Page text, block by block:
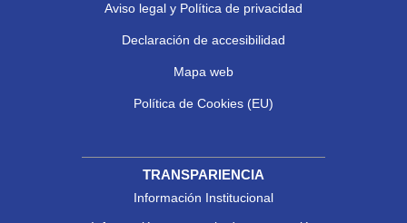
Aviso legal y Política de privacidad
Declaración de accesibilidad
Mapa web
Política de Cookies (EU)
TRANSPARIENCIA
Información Institucional